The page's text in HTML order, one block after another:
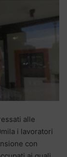
alle
i lavoratori
con